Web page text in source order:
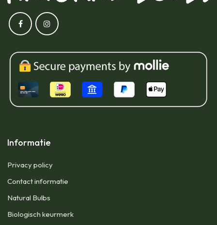
Informatie
Privacy policy
Contact informatie
Natural Bulbs
Biologisch keurmerk